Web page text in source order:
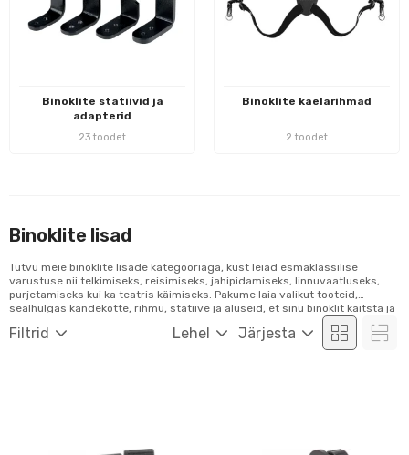
Binoklite statiivid ja
adapterid
23 toodet
Binoklite kaelarihmad
2 toodet
Binoklite lisad
Filtrid Lehel Järjesta
Tutvu meie binoklite lisade kategooriaga, kust leiad esmaklassilise
varustuse nii telkimiseks, reisimiseks, jahipidamiseks, linnuvaatluseks,
purjetamiseks kui ka teatris käimiseks. Pakume laia valikut tooteid,
sealhulgas kandekotte, rihmu, statiive ja aluseid, et sinu binoklit kaitsta ja
muuta see paremini kasutatavaks. Uuri meie tootevalikut ja telli hõlpsalt
veebist!